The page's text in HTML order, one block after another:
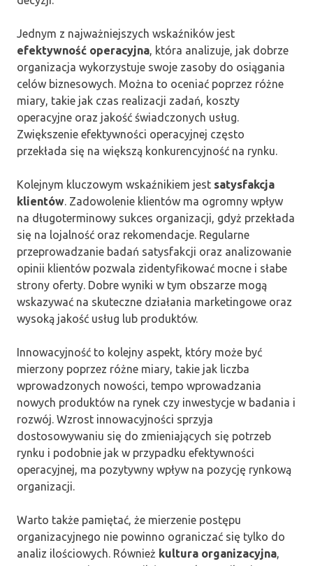
Jednym z najważniejszych wskaźników jest
efektywność operacyjna, która analizuje, jak dobrze
organizacja wykorzystuje swoje zasoby do osiągania
celów biznesowych. Można to oceniać poprzez różne
miary, takie jak czas realizacji zadań, koszty
operacyjne oraz jakość świadczonych usług.
Zwiększenie efektywności operacyjnej często
przekłada się na większą konkurencyjność na rynku.
Kolejnym kluczowym wskaźnikiem jest satysfakcja
klientów. Zadowolenie klientów ma ogromny wpływ
na długoterminowy sukces organizacji, gdyż przekłada
się na lojalność oraz rekomendacje. Regularne
przeprowadzanie badań satysfakcji oraz analizowanie
opinii klientów pozwala zidentyfikować mocne i słabe
strony oferty. Dobre wyniki w tym obszarze mogą
wskazywać na skuteczne działania marketingowe oraz
wysoką jakość usług lub produktów.
Innowacyjność to kolejny aspekt, który może być
mierzony poprzez różne miary, takie jak liczba
wprowadzonych nowości, tempo wprowadzania
nowych produktów na rynek czy inwestycje w badania i
rozwój. Wzrost innowacyjności sprzyja
dostosowywaniu się do zmieniających się potrzeb
rynku i podobnie jak w przypadku efektywności
operacyjnej, ma pozytywny wpływ na pozycję rynkową
organizacji.
Warto także pamiętać, że mierzenie postępu
organizacyjnego nie powinno ograniczać się tylko do
analiz ilościowych. Również kultura organizacyjna,